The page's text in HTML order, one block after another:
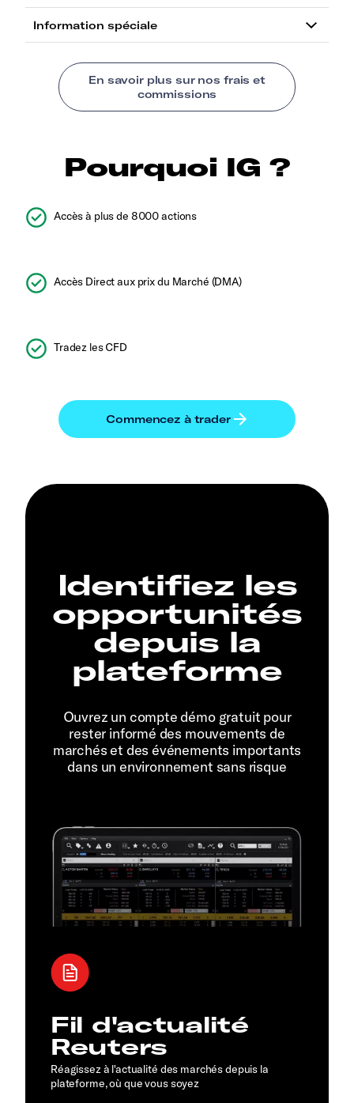
Pourquoi IG ?
Accès à plus de 8000 actions
Accès Direct aux prix du Marché (DMA)
Tradez les CFD
Identifiez les
opportunités
depuis la
plateforme
Ouvrez un compte démo gratuit pour
rester informé des mouvements de
marchés et des événements importants
dans un environnement sans risque
Fil d'actualité
Reuters
Réagissez à l'actualité des marchés depuis la
plateforme, où que vous soyez